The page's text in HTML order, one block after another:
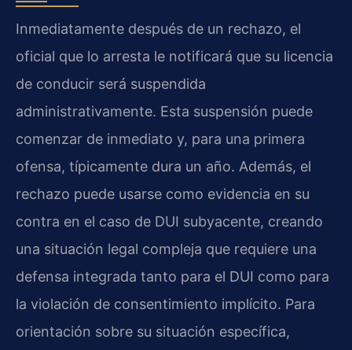
Inmediatamente después de un rechazo, el
oficial que lo arresta le notificará que su licencia
de conducir será suspendida
administrativamente. Esta suspensión puede
comenzar de inmediato y, para una primera
ofensa, típicamente dura un año. Además, el
rechazo puede usarse como evidencia en su
contra en el caso de DUI subyacente, creando
una situación legal compleja que requiere una
defensa integrada tanto para el DUI como para
la violación de consentimiento implícito. Para
orientación sobre su situación específica,